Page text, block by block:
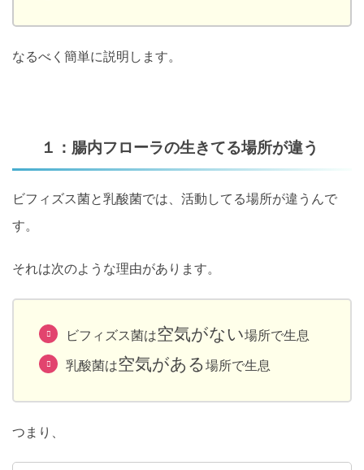
なるべく簡単に説明します。
１：腸内フローラの生きてる場所が違う
ビフィズス菌と乳酸菌では、活動してる場所が違うんで
す。
それは次のような理由があります。
ビフィズス菌は空気がない場所で生息
乳酸菌は空気がある場所で生息
つまり、